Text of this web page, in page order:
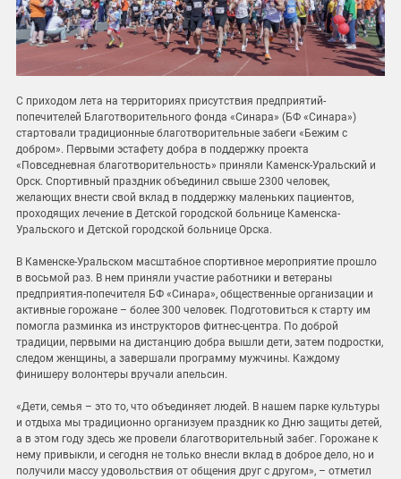
С приходом лета на территориях присутствия предприятий-
попечителей Благотворительного фонда «Синара» (БФ «Синара»)
стартовали традиционные благотворительные забеги «Бежим с
добром». Первыми эстафету добра в поддержку проекта
«Повседневная благотворительность» приняли Каменск-Уральский и
Орск. Спортивный праздник объединил свыше 2300 человек,
желающих внести свой вклад в поддержку маленьких пациентов,
проходящих лечение в Детской городской больнице Каменска-
Уральского и Детской городской больнице Орска.
В Каменске-Уральском масштабное спортивное мероприятие прошло
в восьмой раз. В нем приняли участие работники и ветераны
предприятия-попечителя БФ «Синара», общественные организации и
активные горожане – более 300 человек. Подготовиться к старту им
помогла разминка из инструкторов фитнес-центра. По доброй
традиции, первыми на дистанцию добра вышли дети, затем подростки,
следом женщины, а завершали программу мужчины. Каждому
финишеру волонтеры вручали апельсин.
«Дети, семья – это то, что объединяет людей. В нашем парке культуры
и отдыха мы традиционно организуем праздник ко Дню защиты детей,
а в этом году здесь же провели благотворительный забег. Горожане к
нему привыкли, и сегодня не только внесли вклад в доброе дело, но и
получили массу удовольствия от общения друг с другом», – отметил